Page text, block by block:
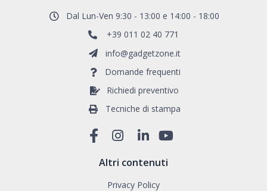
Dal Lun-Ven 9:30 - 13:00 e 14:00 - 18:00
+39 011 02 40 771
info@gadgetzone.it
Domande frequenti
Richiedi preventivo
Tecniche di stampa
Altri contenuti
Privacy Policy